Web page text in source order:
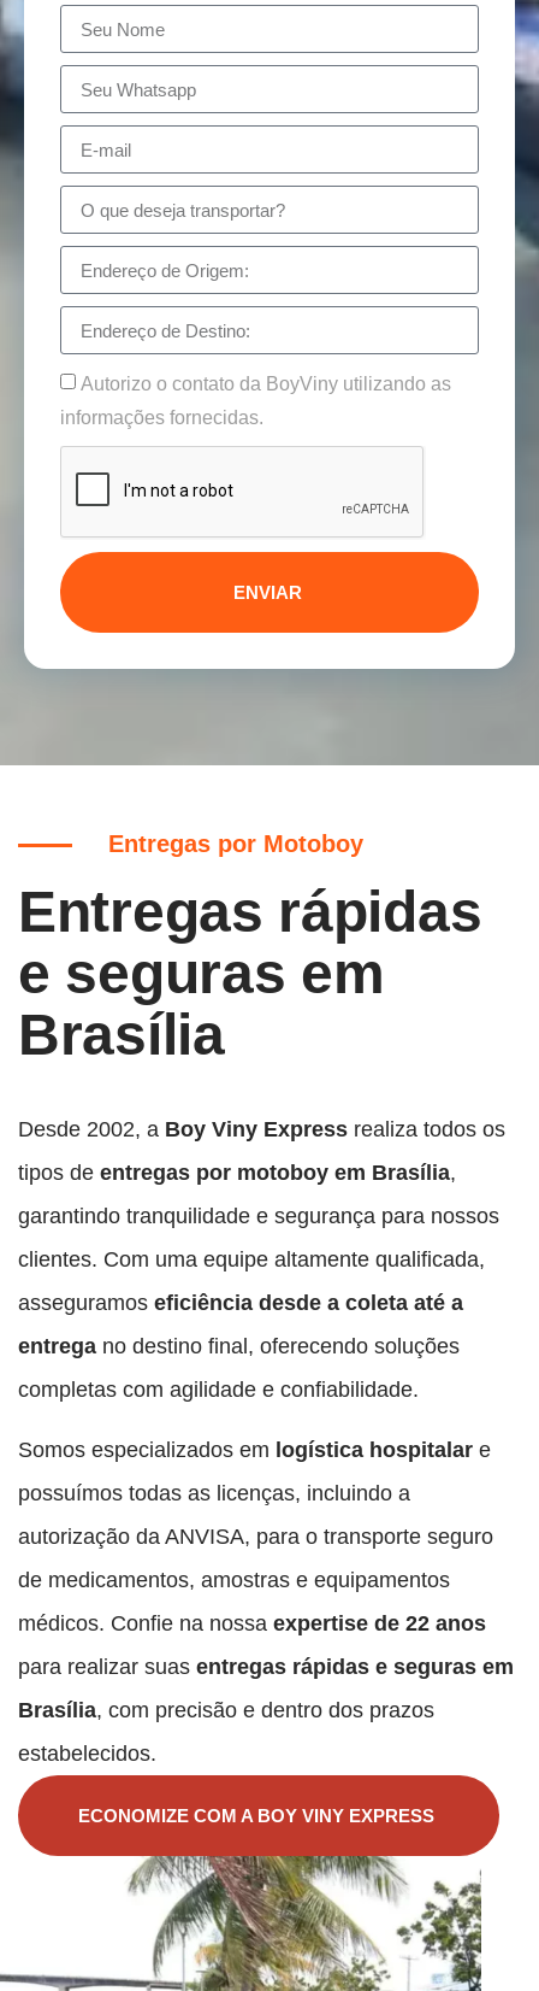
Autorizo o contato da BoyViny utilizando as
informações fornecidas.
ENVIAR
Entregas por Motoboy
Entregas rápidas
e seguras em
Brasília
Desde 2002, a Boy Viny Express realiza todos os
tipos de entregas por motoboy em Brasília,
garantindo tranquilidade e segurança para nossos
clientes. Com uma equipe altamente qualificada,
asseguramos eficiência desde a coleta até a
entrega no destino final, oferecendo soluções
completas com agilidade e confiabilidade.
Somos especializados em logística hospitalar e
possuímos todas as licenças, incluindo a
autorização da ANVISA, para o transporte seguro
de medicamentos, amostras e equipamentos
médicos. Confie na nossa expertise de 22 anos
para realizar suas entregas rápidas e seguras em
Brasília, com precisão e dentro dos prazos
estabelecidos.
ECONOMIZE COM A BOY VINY EXPRESS